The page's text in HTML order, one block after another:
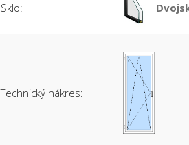
Sklo:
Technický nákres: